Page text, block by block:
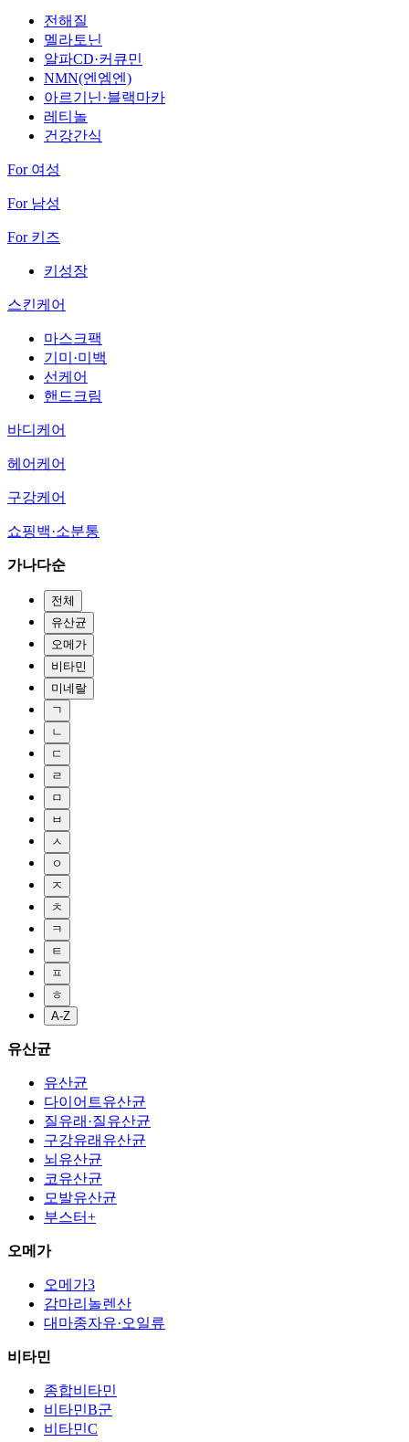
전해질
멜라토닌
알파CD·커큐민
NMN(엔엠엔)
아르기닌·블랙마카
레티놀
건강간식
For 여성
For 남성
For 키즈
키성장
스킨케어
마스크팩
기미·미백
선케어
핸드크림
바디케어
헤어케어
구강케어
쇼핑백·소분통
가나다순
전체
유산균
오메가
비타민
미네랄
ㄱ
ㄴ
ㄷ
ㄹ
ㅁ
ㅂ
ㅅ
ㅇ
ㅈ
ㅊ
ㅋ
ㅌ
ㅍ
ㅎ
A-Z
유산균
유산균
다이어트유산균
질유래·질유산균
구강유래유산균
뇌유산균
코유산균
모발유산균
부스터+
오메가
오메가3
감마리놀렌산
대마종자유·오일류
비타민
종합비타민
비타민B군
비타민C